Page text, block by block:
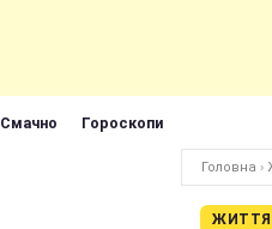
Смачно Гороскопи
Головна ›
ЖИТТЯ